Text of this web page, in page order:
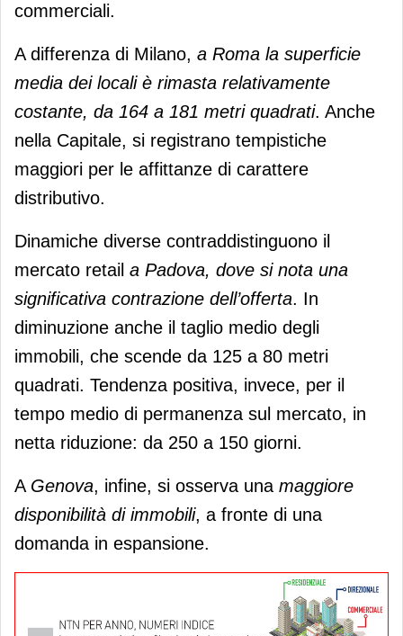
commerciali.
A differenza di Milano, a Roma la superficie
media dei locali è rimasta relativamente
costante, da 164 a 181 metri quadrati. Anche
nella Capitale, si registrano tempistiche
maggiori per le affittanze di carattere
distributivo.
Dinamiche diverse contraddistinguono il
mercato retail a Padova, dove si nota una
significativa contrazione dell’offerta. In
diminuzione anche il taglio medio degli
immobili, che scende da 125 a 80 metri
quadrati. Tendenza positiva, invece, per il
tempo medio di permanenza sul mercato, in
netta riduzione: da 250 a 150 giorni.
A Genova, infine, si osserva una maggiore
disponibilità di immobili, a fronte di una
domanda in espansione.